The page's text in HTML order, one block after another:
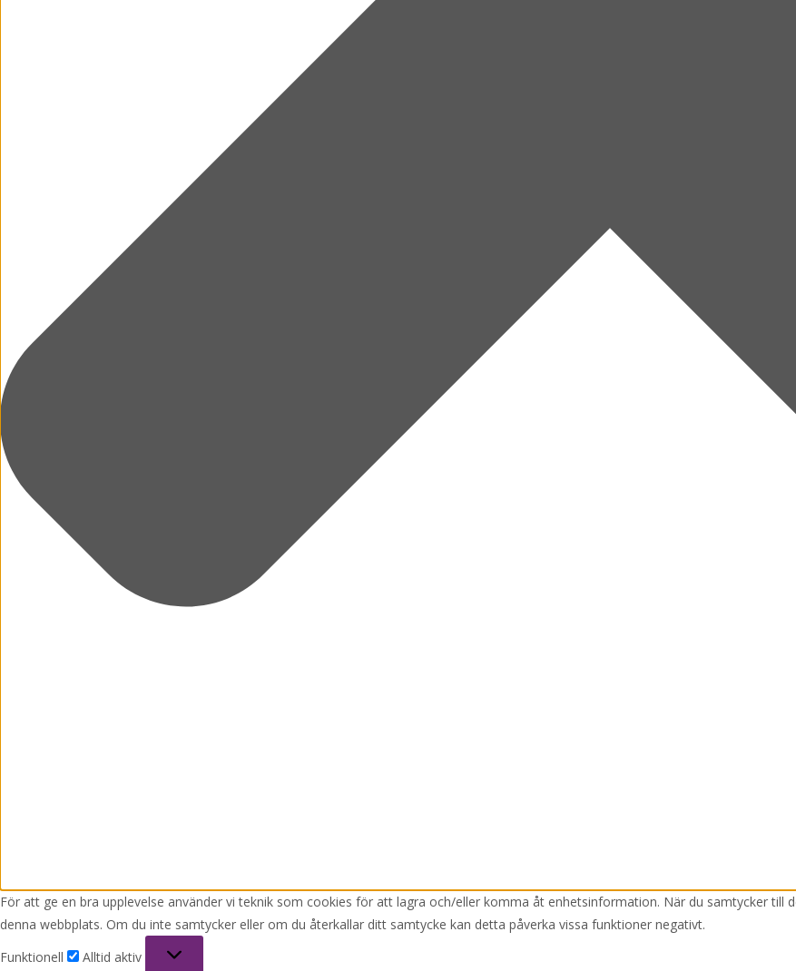
För att ge en bra upplevelse använder vi teknik som cookies för att lagra och/eller komma åt enhetsinformation. När du samtycker till
denna webbplats. Om du inte samtycker eller om du återkallar ditt samtycke kan detta påverka vissa funktioner negativt.
Funktionell
Alltid aktiv